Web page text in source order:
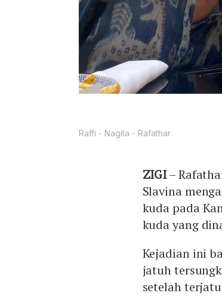
Raffi - Nagita - Rafathar
ZIGI–
Slavina
kuda pada
kuda yang
Kejadian ini
jatuh
setelah